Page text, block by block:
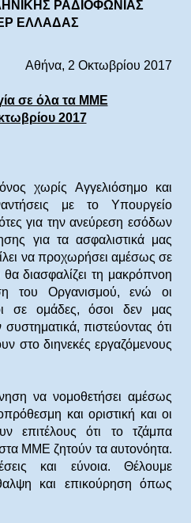
ΡΑΔΙΟΦΩΝΙΑΣ
ΕΛΛΑΔΑΣ
Αθήνα, 2 Οκτωβρίου 2017
σε όλα τα ΜΜΕ
2017
χωρίς Αγγελιόσημο και
με το Υπουργείο
για την ανεύρεση εσόδων
για τα ασφαλιστικά μας
να προχωρήσει αμέσως σε
διασφαλίζει τη μακρόπνοη
του Οργανισμού, ενώ οι
σε ομάδες, όσοι δεν μας
πιστεύοντας ότι
στο διηνεκές εργαζόμενους
να νομοθετήσει αμέσως
και οριστική και οι
επιτέλους ότι το τζάμπα
στα ΜΜΕ ζητούν τα αυτονόητα.
και εύνοια. Θέλουμε
και επικούρηση όπως